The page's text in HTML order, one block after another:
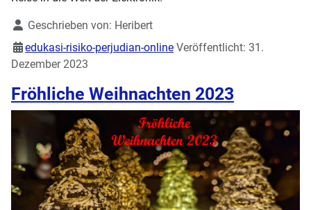
DetailsGeschrieben von: Heribert
edukasi-risiko-perjudian-online Veröffentlicht: 31.
Dezember 2023
Fröhliche Weihnachten 2023